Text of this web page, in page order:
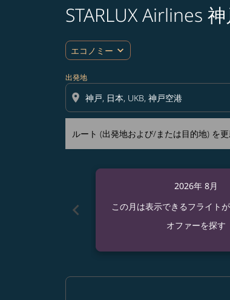
STARLUX Airlines
エコノミー expand_more
出発地
location_on
ルート (出発地および/または目的地) を
ルート (出発地および/または目的地)
chevron_left
2026年 8月
この月は表示できるフライトが
オファーを探す